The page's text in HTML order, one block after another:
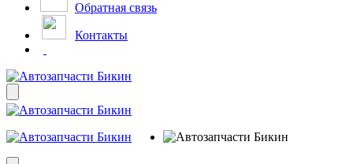
Обратная связь
Контакты